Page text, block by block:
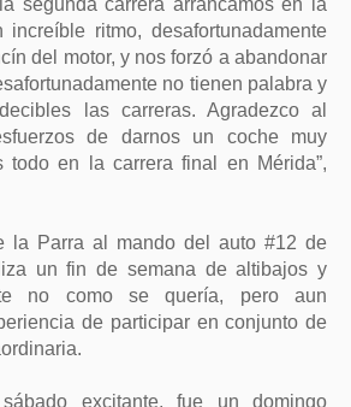
segunda carrera arrancamos en la
increíble ritmo, desafortunadamente
del motor, y nos forzó a abandonar
no tienen palabra y
las carreras. Agradezco al
de darnos un coche muy
todo en la carrera final en Mérida”,
la Parra al mando del auto #12 de
un fin de semana de altibajos y
no como se quería, pero aun
de participar en conjunto de
excitante, fue un domingo